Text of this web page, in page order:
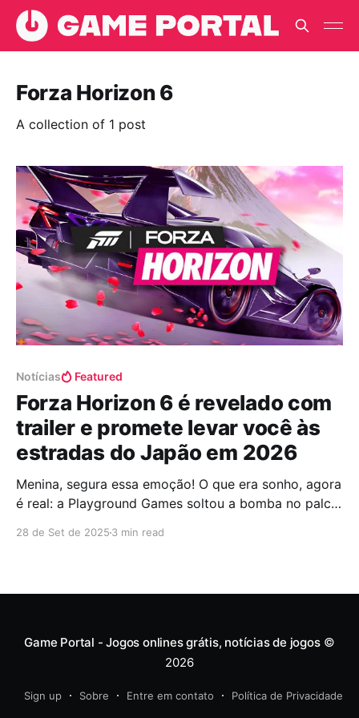
Forza Horizon 6
A collection of 1 post
Notícias Featured
Forza Horizon 6 é revelado com
trailer e promete levar você às
estradas do Japão em 2026
Menina, segura essa emoção! O que era sonho, agora
é real: a Playground Games soltou a bomba no palco
28 de Set de 2025 3 min read
Game Portal - Jogos onlines grátis, notícias de jogos©
2026
Sign up Sobre Entre em contato Política de Privacidade